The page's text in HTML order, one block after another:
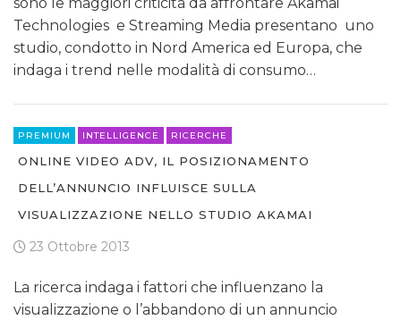
Technologies e Streaming Media presentano uno
studio, condotto in Nord America ed Europa, che
indaga i trend nelle modalità di consumo…
PREMIUM INTELLIGENCE RICERCHE
ONLINE VIDEO ADV, IL POSIZIONAMENTO
DELL’ANNUNCIO INFLUISCE SULLA
VISUALIZZAZIONE NELLO STUDIO AKAMAI
23 Ottobre 2013
La ricerca indaga i fattori che influenzano la
visualizzazione o l’abbandono di un annuncio